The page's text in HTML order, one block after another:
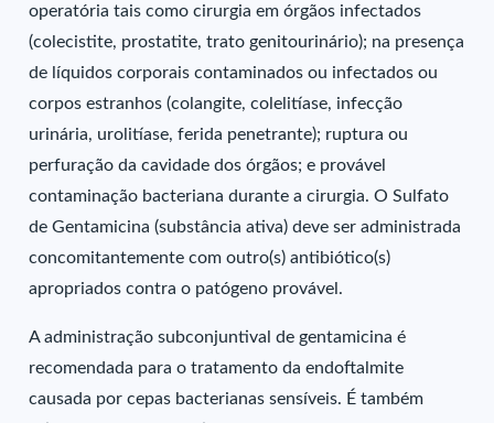
operatória tais como cirurgia em órgãos infectados
(colecistite, prostatite, trato genitourinário); na presença
de líquidos corporais contaminados ou infectados ou
corpos estranhos (colangite, colelitíase, infecção
urinária, urolitíase, ferida penetrante); ruptura ou
perfuração da cavidade dos órgãos; e provável
contaminação bacteriana durante a cirurgia. O Sulfato
de Gentamicina (substância ativa) deve ser administrada
concomitantemente com outro(s) antibiótico(s)
apropriados contra o patógeno provável.
A administração subconjuntival de gentamicina é
recomendada para o tratamento da endoftalmite
causada por cepas bacterianas sensíveis. É também